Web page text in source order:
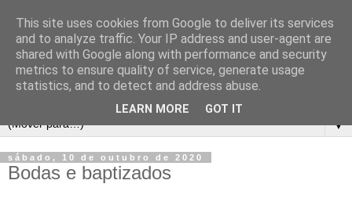
▼
sábado, 10 de outubro de 2020
Bodas e baptizados
This site uses cookies from Google to deliver its services
and to analyze traffic. Your IP address and user-agent are
shared with Google along with performance and security
metrics to ensure quality of service, generate usage
statistics, and to detect and address abuse.
LEARN MORE GOT IT